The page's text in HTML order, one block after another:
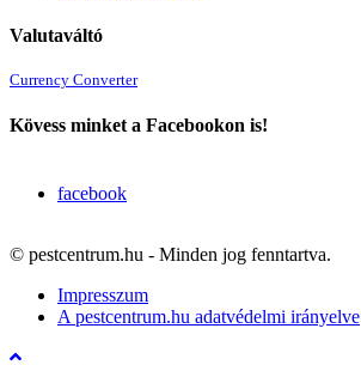
Valutaváltó
Currency Converter
Kövess minket a Facebookon is!
facebook
© pestcentrum.hu - Minden jog fenntartva.
Impresszum
A pestcentrum.hu adatvédelmi irányelve